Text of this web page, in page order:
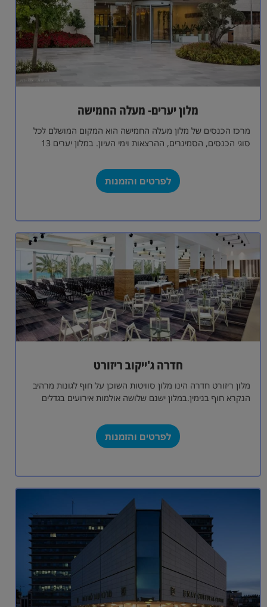
מלון יערים- מעלה החמישה
מרכז הכנסים של מלון מעלה החמישה הוא המקום המושלם לכל
סוגי הכנסים, הסמינרים, ההרצאות וימי העיון. במלון יערים 13
לפרטים והזמנות
חדרה ג'ייקוב ריזורט
מלון ריזורט חדרה הינו מלון סוויטות השוכן על חוף לגונות מרהיב
הנקרא חוף בנימין.במלון ישנם שלושה אולמות אירועים בגדלים
לפרטים והזמנות